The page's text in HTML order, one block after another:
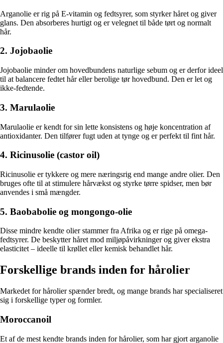
Arganolie er rig på E-vitamin og fedtsyrer, som styrker håret og giver
glans. Den absorberes hurtigt og er velegnet til både tørt og normalt
hår.
2. Jojobaolie
Jojobaolie minder om hovedbundens naturlige sebum og er derfor ideel
til at balancere fedtet hår eller berolige tør hovedbund. Den er let og
ikke-fedtende.
3. Marulaolie
Marulaolie er kendt for sin lette konsistens og høje koncentration af
antioxidanter. Den tilfører fugt uden at tynge og er perfekt til fint hår.
4. Ricinusolie (castor oil)
Ricinusolie er tykkere og mere næringsrig end mange andre olier. Den
bruges ofte til at stimulere hårvækst og styrke tørre spidser, men bør
anvendes i små mængder.
5. Baobabolie og mongongo-olie
Disse mindre kendte olier stammer fra Afrika og er rige på omega-
fedtsyrer. De beskytter håret mod miljøpåvirkninger og giver ekstra
elasticitet – ideelle til krøllet eller kemisk behandlet hår.
Forskellige brands inden for hårolier
Markedet for hårolier spænder bredt, og mange brands har specialiseret
sig i forskellige typer og formler.
Moroccanoil
Et af de mest kendte brands inden for hårolier, som har gjort arganolie